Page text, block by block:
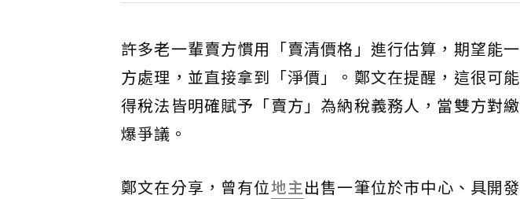
許多老一輩賣方慣用「賣清價格」進行估算，期望能
方處理，並直接拿到「淨價」。鄭文在提醒，這很可
得稅法皆明確賦予「賣方」為納稅義務人，當雙方對
爆爭議。
鄭文在分享，曾有位地主出售一筆位於市中心、具開